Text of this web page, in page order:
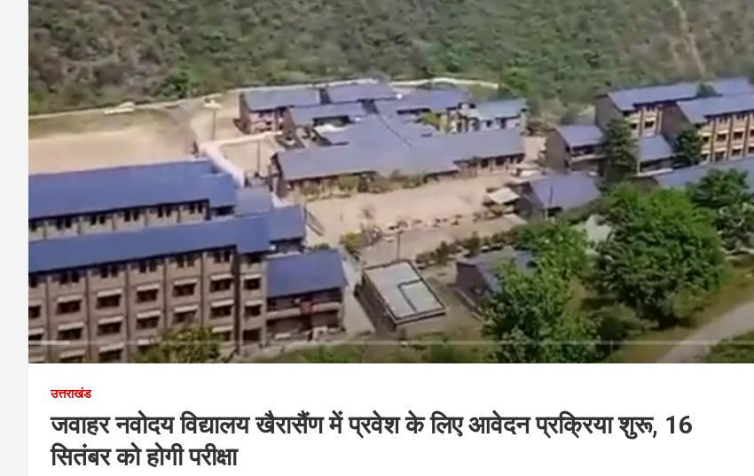
उत्तराखंड
जवाहर नवोदय विद्यालय खैरासैंण में प्रवेश के लिए आवेदन प्रक्रिया शुरू, 16
सितंबर को होगी परीक्षा